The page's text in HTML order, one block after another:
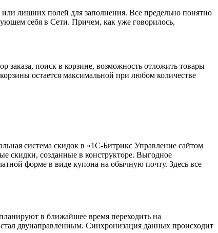
лишних полей для заполнения. Все предельно понятно
себя в Сети. Причем, как уже говорилось,
поиск в корзине, возможность отложить товары
остается максимальной при любом количестве
система скидок в «1С-Битрикс Управление сайтом
скидки, созданные в конструкторе. Выгодное
форме в виде купона на обычную почту. Здесь все
в ближайшее время переходить на
двунаправленным. Синхронизация данных происходит